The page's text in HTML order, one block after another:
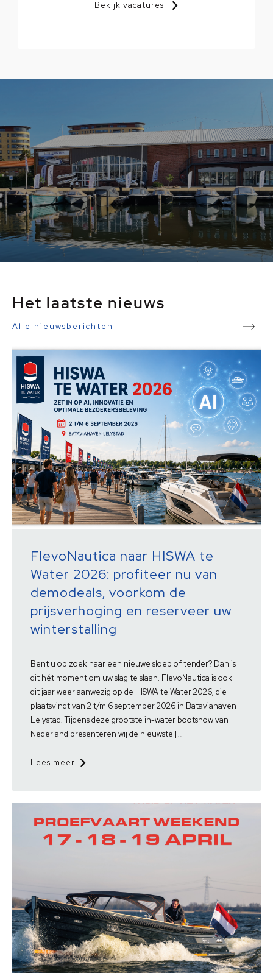
Bekijk vacatures
Het laatste nieuws
Alle nieuwsberichten
FlevoNautica naar HISWA te
Water 2026: profiteer nu van
demodeals, voorkom de
prijsverhoging en reserveer uw
winterstalling
Bent u op zoek naar een nieuwe sloep of tender? Dan is
dit hét moment om uw slag te slaan. FlevoNautica is ook
dit jaar weer aanwezig op de HISWA te Water 2026, die
plaatsvindt van 2 t/m 6 september 2026 in Bataviahaven
Lelystad. Tijdens deze grootste in-water bootshow van
Nederland presenteren wij de nieuwste […]
Lees meer